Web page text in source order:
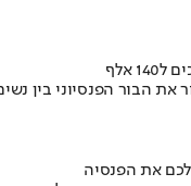
את הבור הפנסיוני בין
לכם את הפנסיה